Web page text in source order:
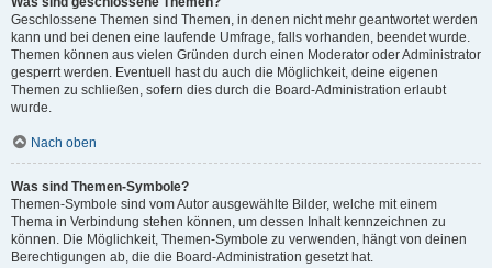
Geschlossene Themen sind Themen, in denen nicht mehr geantwortet werden
kann und bei denen eine laufende Umfrage, falls vorhanden, beendet wurde.
Themen können aus vielen Gründen durch einen Moderator oder Administrator
gesperrt werden. Eventuell hast du auch die Möglichkeit, deine eigenen
Themen zu schließen, sofern dies durch die Board-Administration erlaubt
wurde.
Nach oben
Was sind Themen-Symbole?
Themen-Symbole sind vom Autor ausgewählte Bilder, welche mit einem
Thema in Verbindung stehen können, um dessen Inhalt kennzeichnen zu
können. Die Möglichkeit, Themen-Symbole zu verwenden, hängt von deinen
Berechtigungen ab, die die Board-Administration gesetzt hat.